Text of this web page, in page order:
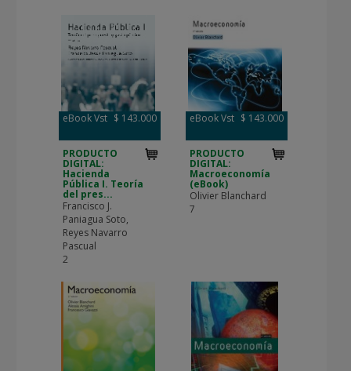
eBook Vst $ 143.000
PRODUCTO
DIGITAL:
Hacienda
Pública I. Teoría
del pres...
Francisco J.
Paniagua Soto,
Reyes Navarro
Pascual
2
eBook Vst $ 143.000
PRODUCTO
DIGITAL:
Macroeconomía
(eBook)
Olivier Blanchard
7